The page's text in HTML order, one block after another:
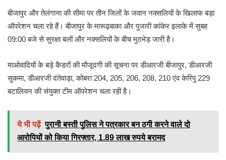
बीजापुर और तेलंगाना की सीमा पर तीन जिलों के जवान नक्सलियों के खिलाफ बड़ा
ऑपरेशन चला रहे हैं। बीजापुर के मारूढ़बाका और पुजारी कांकेर इलाके में सुबह
09:00 बजे से सुरक्षा बलों और नक्सलियों के बीच मुठभेड़ जारी है।
माओवादियों के बड़े कैडरों की मौजूदगी की सूचना पर डीआरजी बीजापुर, डीआरजी
सुकमा, डीआरजी दंतेवाड़ा, कोबरा 204, 205, 206, 208, 210 एंव केरिपु 229
बटालियन की संयुक्त टीम ऑपरेशन चला रही है।
ये भी पढ़ें पुरानी बस्ती पुलिस ने पत्रकार बन ठगी करने वाले दो
आरोपियों को किया गिरफ्तार, 1.89 लाख रुपये बरामद